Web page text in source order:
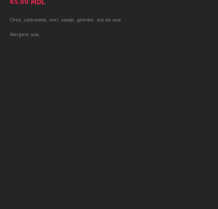
65.00 MDL
Orez, castravete, nori, vasabi, ghimbir, sos de soia
Alergeni: soia